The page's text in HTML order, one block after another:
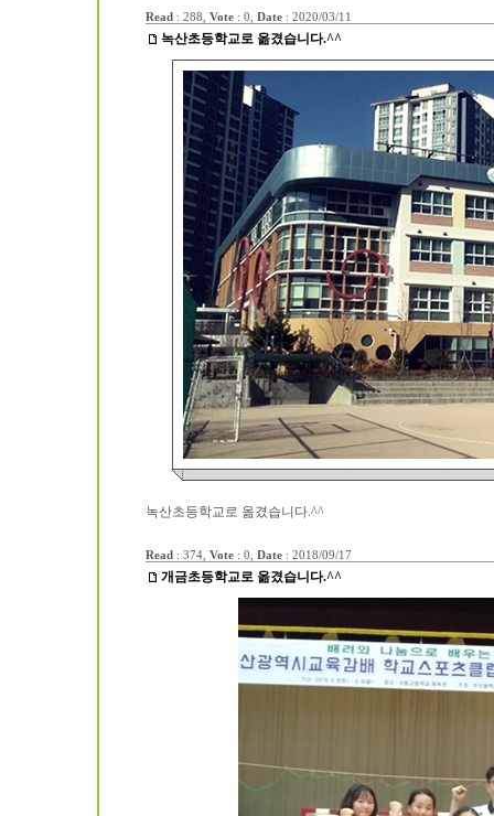
Read : 288, Vote: 0, Date: 2020/03/11
녹산초등학교로 옮겼습니다.^^
녹산초등학교로 옮겼습니다.^^
Read : 374, Vote: 0, Date: 2018/09/17
개금초등학교로 옮겼습니다.^^